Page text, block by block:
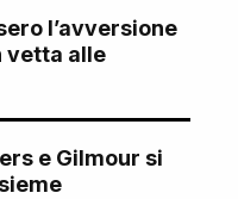
l’avversione
vetta alle
e Gilmour si